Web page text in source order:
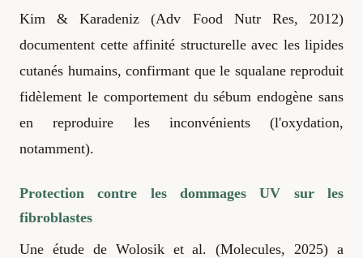
Kim & Karadeniz (Adv Food Nutr Res, 2012)
documentent cette affinité structurelle avec les lipides
cutanés humains, confirmant que le squalane reproduit
fidèlement le comportement du sébum endogène sans
en reproduire les inconvénients (l'oxydation,
notamment).
Protection contre les dommages UV sur les
fibroblastes
Une étude de Wolosik et al. (Molecules, 2025) a